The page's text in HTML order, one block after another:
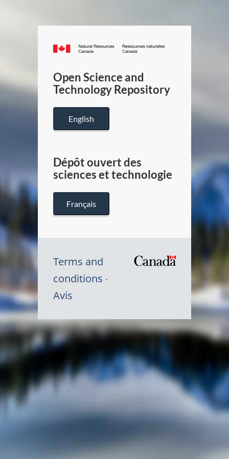
Canada.ca
/
Canada
Open Science and
Technology Repository
English
Dépôt ouvert des
sciences et technologie
Français
Terms and
conditions
Avis
Symbole
du
Canada